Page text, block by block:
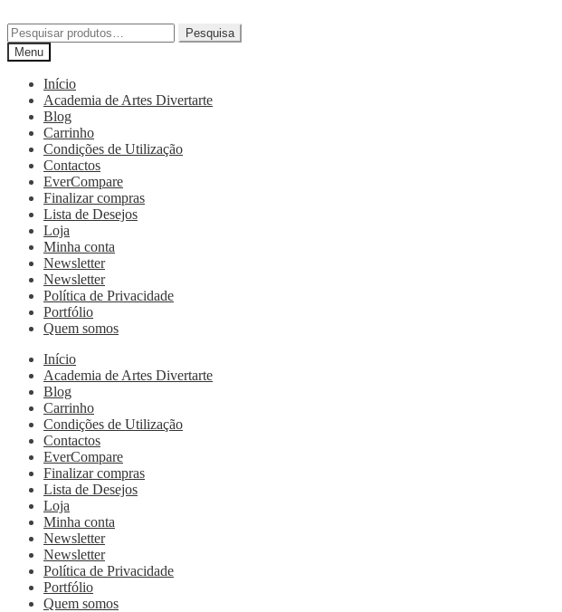
Pesquisa
Menu
Início
Academia de Artes Divertarte
Blog
Carrinho
Condições de Utilização
Contactos
EverCompare
Finalizar compras
Lista de Desejos
Loja
Minha conta
Newsletter
Newsletter
Política de Privacidade
Portfólio
Quem somos
Início
Academia de Artes Divertarte
Blog
Carrinho
Condições de Utilização
Contactos
EverCompare
Finalizar compras
Lista de Desejos
Loja
Minha conta
Newsletter
Newsletter
Política de Privacidade
Portfólio
Quem somos